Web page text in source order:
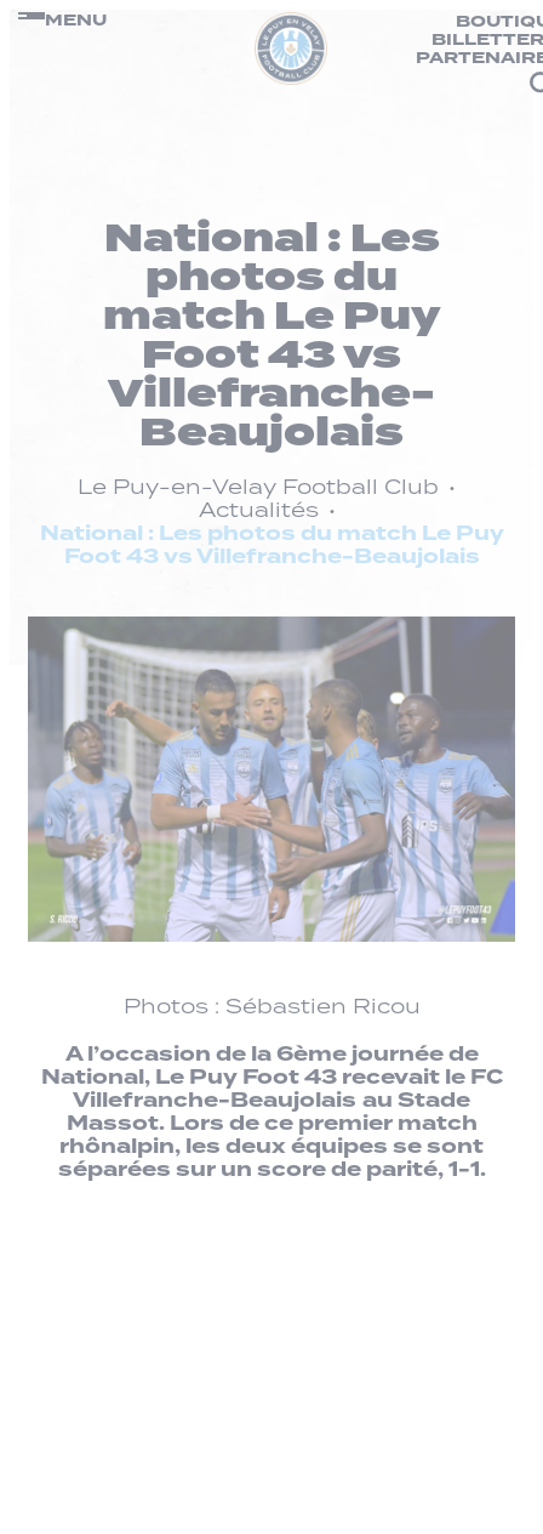
Passer
MENU
National : Les
photos du
match Le Puy
Foot 43 vs
Villefranche-
Beaujolais
Le Puy-en-Velay Football Club
Actualités
National : Les photos du match Le Puy
Foot 43 vs Villefranche-Beaujolais
Photos : Sébastien Ricou
A l’occasion de la 6ème journée de
National, Le Puy Foot 43 recevait le FC
Villefranche-Beaujolais au Stade
Massot. Lors de ce premier match
rhônalpin, les deux équipes se sont
séparées sur un score de parité, 1-1.
Panneau de gestion des cookies